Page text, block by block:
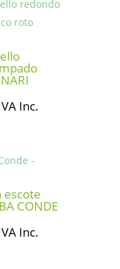
Inc.
escote
CONDE
Inc.